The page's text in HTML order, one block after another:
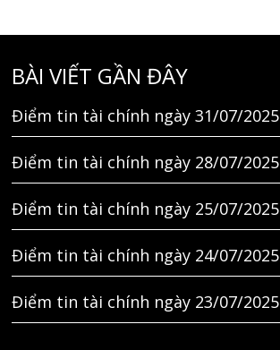
BÀI VIẾT GẦN ĐÂY
Điểm tin tài chính ngày 31/07/2025
Điểm tin tài chính ngày 28/07/2025
Điểm tin tài chính ngày 25/07/2025
Điểm tin tài chính ngày 24/07/2025
Điểm tin tài chính ngày 23/07/2025